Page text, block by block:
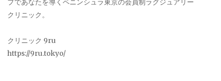
プであなたを導くペニンシュラ東京の会員制ラグジュアリー
クリニック。
クリニック 9ru
https://9ru.tokyo/